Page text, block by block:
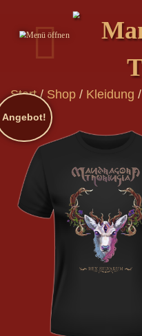
Start/ Shop / Kleidung /
Angebot!